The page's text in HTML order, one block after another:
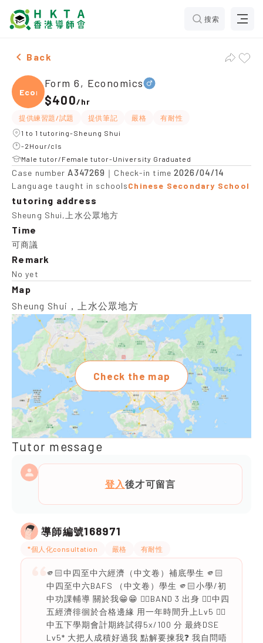
搜索
Male Form 6, Economics，Sheung Shui Tuition
Back
Econ
Form 6, Economics
$400/hr
提供練習題/試題 提供筆記 嚴格
有耐性
1 to 1 tutoring-Sheung Shui
-2Hour/cls
Male tutor/Female tutor-University Graduated
Case number A347269 ｜Check-in time2026/04/14
Language taught in schoolsChinese Secondary School
tutoring address
Sheung Shui,上水公眾地方
Time
可商議
Remark
No yet
Map
Sheung Shui，上水公眾地方
Check the map
Tutor message
登入後才可留言
導師編號168971
*個人化consultation 嚴格 有耐性
🫵🏻中四至中六經濟（中文卷）補底學生 🫵🏻
中四至中六BAFS （中文卷）學生 🫵🏻小學/初
中功課輔導 關於我😁😁 ❤️‍🔥BAND 3 出身 ❤️‍🔥中四
五經濟徘徊於合格邊緣 用一年時間升上Lv5 ❤️‍🔥
中五下學期會計期終試得5x/100 分 最終DSE
Lv5* 大把人成積好過我 點解要揀我❓ 我自問唔